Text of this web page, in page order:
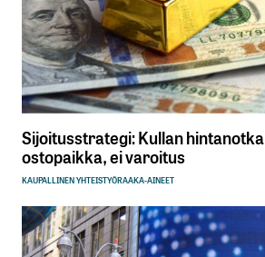
Sijoitusstrategi: Kullan
ostopaikka, ei varoitus
KAUPALLINEN YHTEISTYÖRAAKA-AINEET